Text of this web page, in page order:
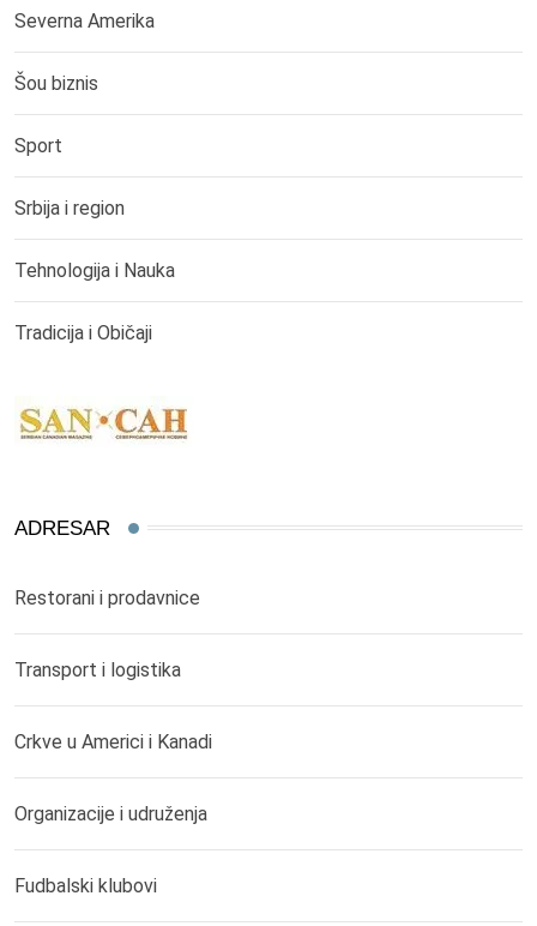
Severna Amerika
Šou biznis
Sport
Srbija i region
Tehnologija i Nauka
Tradicija i Običaji
ADRESAR
Restorani i prodavnice
Transport i logistika
Crkve u Americi i Kanadi
Organizacije i udruženja
Fudbalski klubovi